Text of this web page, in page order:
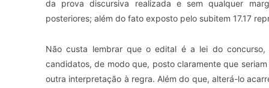
da prova discursiva realizada e sem qualquer
posteriores; além do fato exposto pelo subitem 17.17
Não custa lembrar que o edital é a lei do
candidatos, de modo que, posto claramente que
outra interpretação à regra. Além do que, alterá-lo